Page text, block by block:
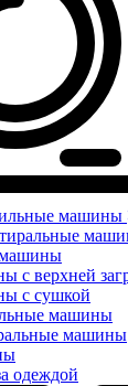
машины
машины
с верхней
с сушкой
машины
машины
одеждой